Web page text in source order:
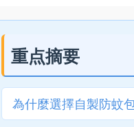
重点摘要
為什麼選擇自製防蚊